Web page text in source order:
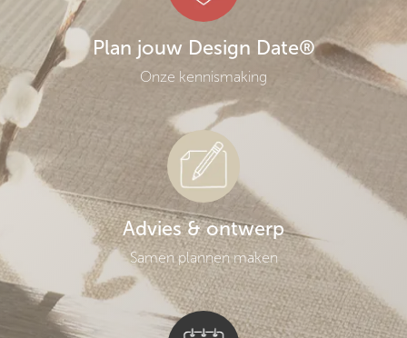
Plan jouw Design Date®
Onze kennismaking
Advies & ontwerp
Samen plannen maken